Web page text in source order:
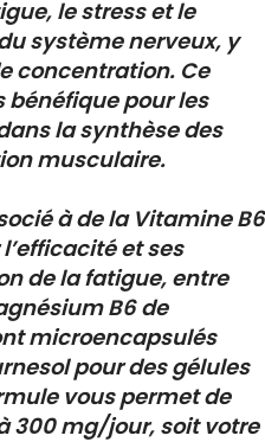
le stress et le
système nerveux, y
concentration. Ce
bénéfique pour les
la synthèse des
musculaire.
à de la Vitamine B6
et ses
de la fatigue, entre
B6 de
microencapsulés
pour des gélules
vous permet de
300 mg/jour, soit votre